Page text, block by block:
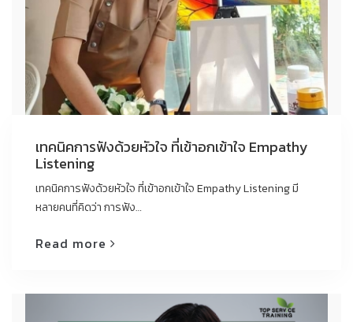
เทคนิคการฟังด้วยหัวใจ ที่เข้าอกเข้าใจ Empathy
Listening
เทคนิคการฟังด้วยหัวใจ ที่เข้าอกเข้าใจ Empathy Listening มี
หลายคนที่คิดว่า การฟัง…
Read more